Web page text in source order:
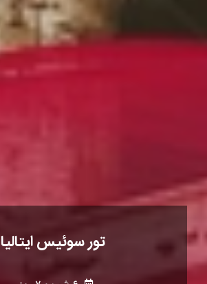
تور سوئیس ایتالیا